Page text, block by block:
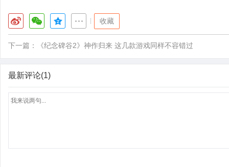
收藏
下一篇： 《纪念碑谷2》神作归来 这几款游戏同样不容错过
最新评论(1)